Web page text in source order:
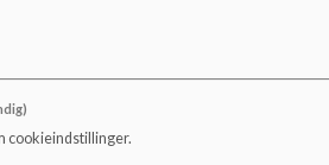
cookieindstillinger.